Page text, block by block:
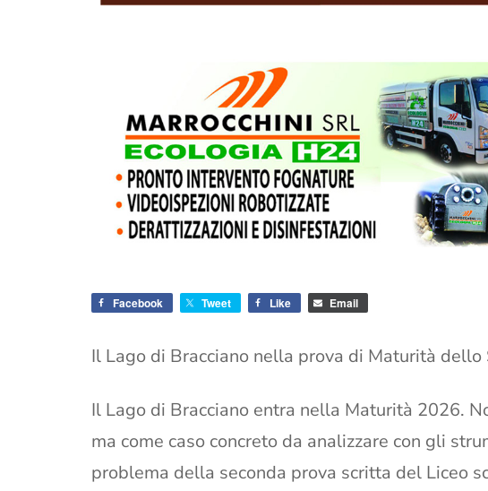
Facebook Tweet Like Email
Il Lago di Bracciano nella prova di Maturità
Il Lago di Bracciano entra nella Maturità 2026.
ma come caso concreto da analizzare con gli
problema della seconda prova scritta del Liceo